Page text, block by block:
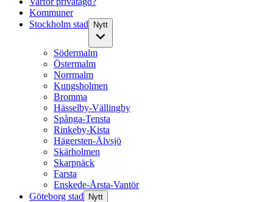
Kommuner
Stockholm stad
Nytt
Södermalm
Östermalm
Norrmalm
Kungsholmen
Bromma
Hässelby-Vällingby
Spånga-Tensta
Rinkeby-Kista
Hägersten-Älvsjö
Skärholmen
Skarpnäck
Farsta
Enskede-Årsta-Vantör
Göteborg stad
Nytt